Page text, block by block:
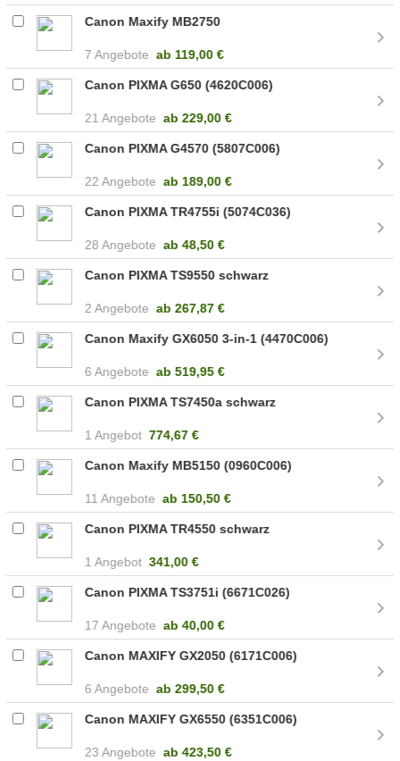
Canon Maxify MB2750
7 Angebote ab 119,00 €
Canon PIXMA G650 (4620C006)
21 Angebote ab 229,00 €
Canon PIXMA G4570 (5807C006)
22 Angebote ab 189,00 €
Canon PIXMA TR4755i (5074C036)
28 Angebote ab48,50 €
Canon PIXMA TS9550 schwarz
2 Angebote ab 267,87 €
Canon Maxify GX6050 3-in-1 (4470C006)
6 Angebote ab 519,95 €
Canon PIXMA TS7450a schwarz
1 Angebot 774,67 €
Canon Maxify MB5150 (0960C006)
11 Angebote ab 150,50 €
Canon PIXMA TR4550 schwarz
1 Angebot 341,00 €
Canon PIXMA TS3751i (6671C026)
17 Angebote ab40,00 €
Canon MAXIFY GX2050 (6171C006)
6 Angebote ab 299,50 €
Canon MAXIFY GX6550 (6351C006)
23 Angebote ab423,50 €